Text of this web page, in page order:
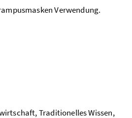
Verwendung.
Traditionelles Wissen,